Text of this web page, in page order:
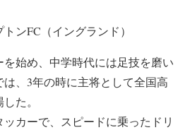
ンFC（イングランド）
始め、中学時代には足技を磨い
、3年の時に主将として全国高
た。
カーで、スピードに乗ったドリ